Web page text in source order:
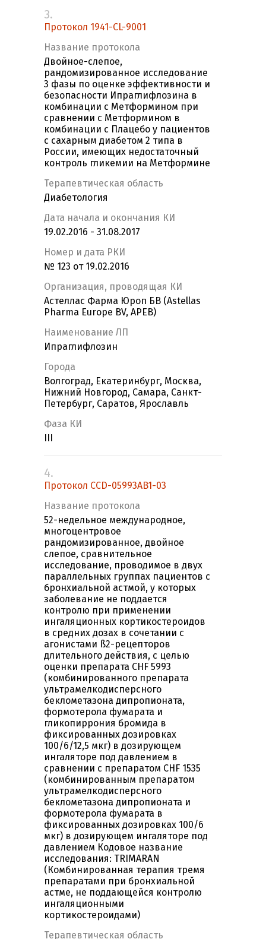
3.
Протокол 1941-CL-9001
Название протокола
Двойное-слепое,
рандомизированное исследование
3 фазы по оценке эффективности и
безопасности Ипраглифлозина в
комбинации с Метформином при
сравнении с Метформином в
комбинации с Плацебо у пациентов
с сахарным диабетом 2 типа в
России, имеющих недостаточный
контроль гликемии на Метформине
Терапевтическая область
Диабетология
Дата начала и окончания КИ
19.02.2016 - 31.08.2017
Номер и дата РКИ
№ 123 от 19.02.2016
Организация, проводящая КИ
Астеллас Фарма Юроп БВ (Astellas
Pharma Europe BV, APEB)
Наименование ЛП
Ипраглифлозин
Города
Волгоград, Екатеринбург, Москва,
Нижний Новгород, Самара, Санкт-
Петербург, Саратов, Ярославль
Фаза КИ
4.
Протокол CCD-05993AB1-03
Название протокола
52-недельное международное,
многоцентровое
рандомизированное, двойное
слепое, сравнительное
исследование, проводимое в двух
параллельных группах пациентов с
бронхиальной астмой, у которых
заболевание не поддается
контролю при применении
ингаляционных кортикостероидов
в средних дозах в сочетании с
агонистами ß2-рецепторов
длительного действия, с целью
оценки препарата CHF 5993
(комбинированного препарата
ультрамелкодисперсного
беклометазона дипропионата,
формотерола фумарата и
гликопиррония бромида в
фиксированных дозировках
100/6/12,5 мкг) в дозирующем
ингаляторе под давлением в
сравнении с препаратом CHF 1535
(комбинированным препаратом
ультрамелкодисперсного
беклометазона дипропионата и
формотерола фумарата в
фиксированных дозировках 100/6
мкг) в дозирующем ингаляторе под
давлением Кодовое название
исследования: TRIMARAN
(Комбинированная терапия тремя
препаратами при бронхиальной
астме, не поддающейся контролю
ингаляционными
кортикостероидами)
Терапевтическая область